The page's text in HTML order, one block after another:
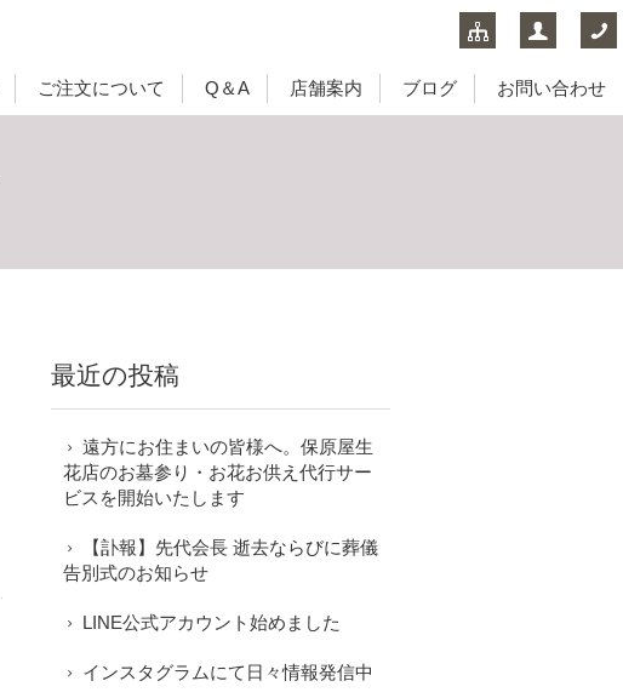
ご注文について Q＆A 店舗案内 ブログ お問い合わせ
最近の投稿
遠方にお住まいの皆様へ。保原屋生
花店のお墓参り・お花お供え代行サー
ビスを開始いたします
【訃報】先代会長 逝去ならびに葬儀
告別式のお知らせ
LINE公式アカウント始めました
インスタグラムにて日々情報発信中